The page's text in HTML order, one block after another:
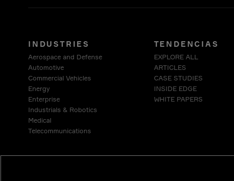
INDUSTRIES
Aerospace and Defense
Automotive
Commercial Vehicles
Energy
Enterprise
Industrials & Robotics
Medical
Telecommunications
TENDENCIAS
EXPLORE ALL
ARTICLES
CASE STUDIES
INSIDE EDGE
WHITE PAPERS